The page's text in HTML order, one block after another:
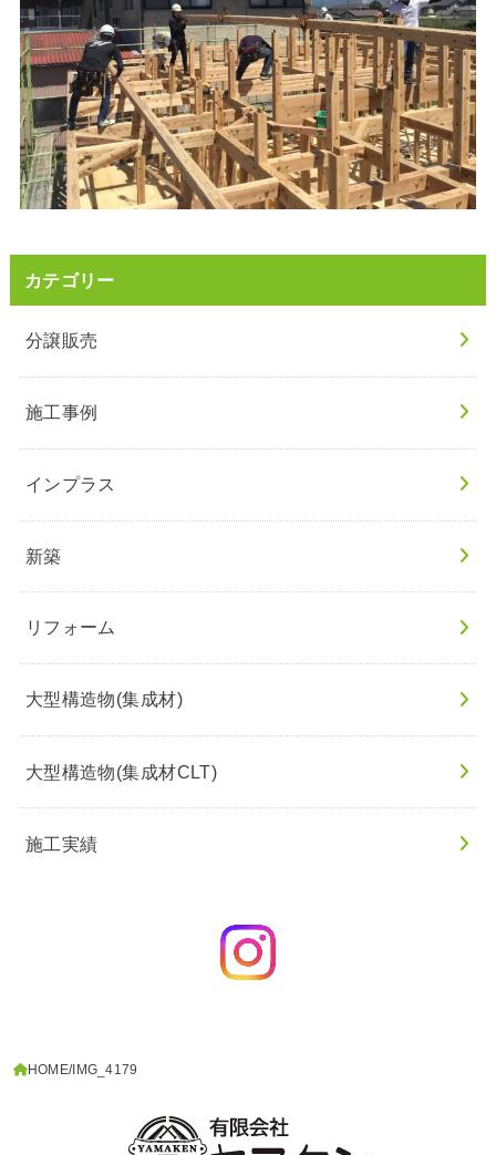
カテゴリー
分譲販売
施工事例
インプラス
新築
リフォーム
大型構造物(集成材)
大型構造物(集成材CLT)
施工実績
HOME IMG_4179